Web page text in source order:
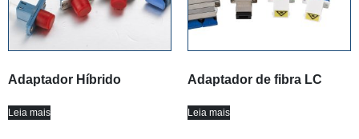
Adaptador Híbrido
Leia mais
Adaptador de fibra LC
Leia mais